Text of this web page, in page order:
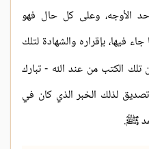
الأوجه، وعلى كل حال فهو
فيها، بإقراره والشهادة لتلك
تلك الكتب من عند الله - تبارك
لذلك الخبر الذي كان في
ﷺ.